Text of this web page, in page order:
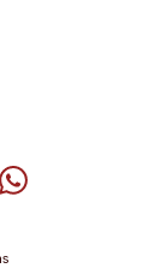
abre en una
(se abre en una
(se abre en
(se abre
de Telegram (se
Cuenta de
Cuenta de